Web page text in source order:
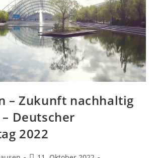
– Zukunft nachhaltig
Deutscher
2022